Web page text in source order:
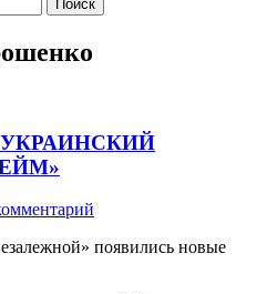
появились новые